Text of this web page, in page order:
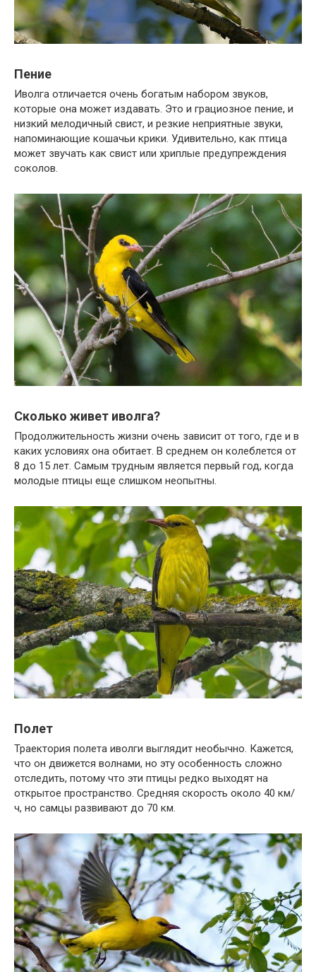
Пение
Иволга отличается очень богатым набором звуков,
которые она может издавать. Это и грациозное пение, и
низкий мелодичный свист, и резкие неприятные звуки,
напоминающие кошачьи крики. Удивительно, как птица
может звучать как свист или хриплые предупреждения
соколов.
Сколько живет иволга?
Продолжительность жизни очень зависит от того, где и в
каких условиях она обитает. В среднем он колеблется от
8 до 15 лет. Самым трудным является первый год, когда
молодые птицы еще слишком неопытны.
Полет
Траектория полета иволги выглядит необычно. Кажется,
что он движется волнами, но эту особенность сложно
отследить, потому что эти птицы редко выходят на
открытое пространство. Средняя скорость около 40 км/
ч, но самцы развивают до 70 км.